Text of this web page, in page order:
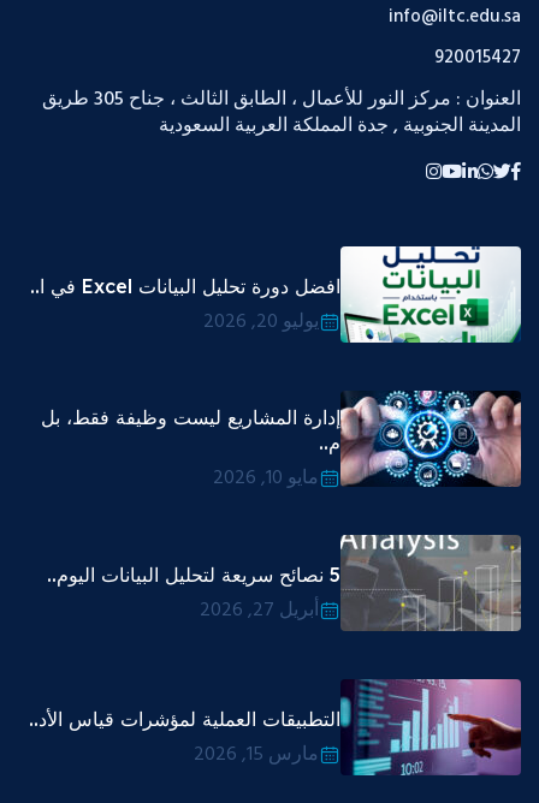
info@iltc.edu.sa
920015427
العنوان : مركز النور للأعمال ، الطابق الثالث ، جناح 305 طريق
المدينة الجنوبية , جدة المملكة العربية السعودية
افضل دورة تحليل البيانات Excel في ا..
يوليو 20, 2026
إدارة المشاريع ليست وظيفة فقط، بل
م..
مايو 10, 2026
5 نصائح سريعة لتحليل البيانات اليوم..
أبريل 27, 2026
التطبيقات العملية لمؤشرات قياس الأد..
مارس 15, 2026